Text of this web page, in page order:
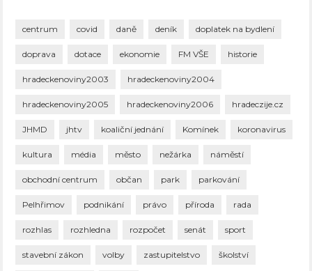
centrum covid daně deník doplatek na bydlení
doprava dotace ekonomie FM VŠE historie
hradeckenoviny2003 hradeckenoviny2004
hradeckenoviny2005 hradeckenoviny2006 hradeczije.cz
JHMD jhtv koaliční jednání Komínek koronavirus
kultura média město nežárka náměstí
obchodní centrum občan park parkování
Pelhřimov podnikání právo příroda rada
rozhlas rozhledna rozpočet senát sport
stavební zákon volby zastupitelstvo školství